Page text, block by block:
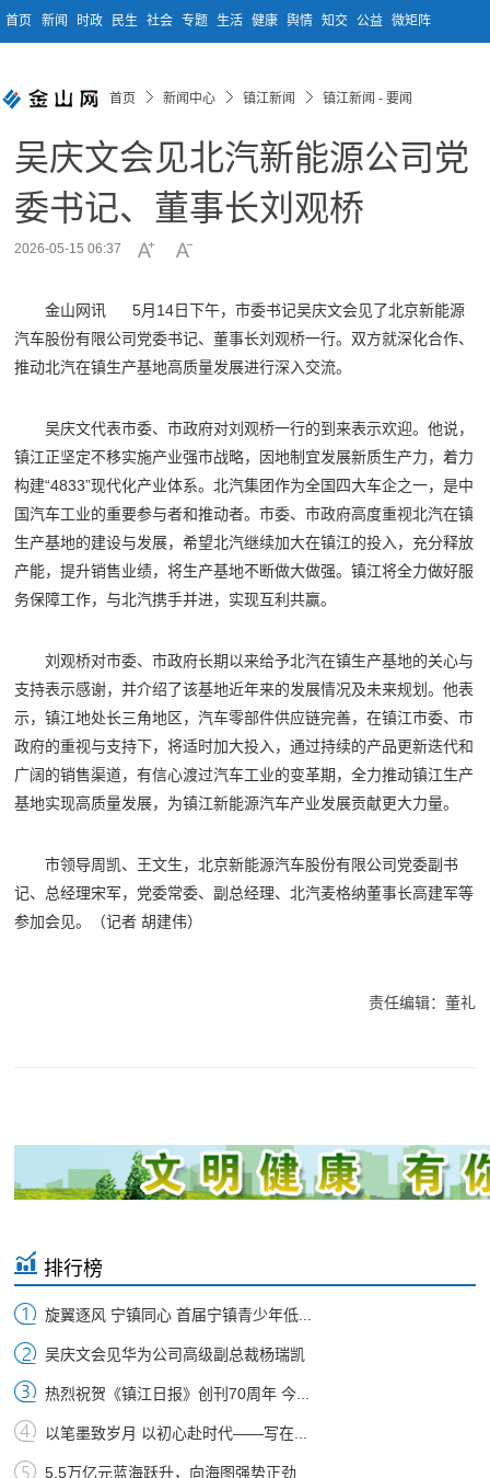
首页 新闻 时政 民生 社会 专题 生活 健康 舆情 知交 公益 微矩阵
首页 新闻中心 镇江新闻 镇江新闻 - 要闻
吴庆文会见北汽新能源公司党
委书记、董事长刘观桥
2026-05-15 06:37
金山网讯 5月14日下午，市委书记吴庆文会见了北京新能源
汽车股份有限公司党委书记、董事长刘观桥一行。双方就深化合作、
推动北汽在镇生产基地高质量发展进行深入交流。
吴庆文代表市委、市政府对刘观桥一行的到来表示欢迎。他说，
镇江正坚定不移实施产业强市战略，因地制宜发展新质生产力，着力
构建“4833”现代化产业体系。北汽集团作为全国四大车企之一，是中
国汽车工业的重要参与者和推动者。市委、市政府高度重视北汽在镇
生产基地的建设与发展，希望北汽继续加大在镇江的投入，充分释放
产能，提升销售业绩，将生产基地不断做大做强。镇江将全力做好服
务保障工作，与北汽携手并进，实现互利共赢。
刘观桥对市委、市政府长期以来给予北汽在镇生产基地的关心与
支持表示感谢，并介绍了该基地近年来的发展情况及未来规划。他表
示，镇江地处长三角地区，汽车零部件供应链完善，在镇江市委、市
政府的重视与支持下，将适时加大投入，通过持续的产品更新迭代和
广阔的销售渠道，有信心渡过汽车工业的变革期，全力推动镇江生产
基地实现高质量发展，为镇江新能源汽车产业发展贡献更大力量。
市领导周凯、王文生，北京新能源汽车股份有限公司党委副书
记、总经理宋军，党委常委、副总经理、北汽麦格纳董事长高建军等
参加会见。
（记者 胡建伟）
责任编辑：董礼
排行榜
旋翼逐风 宁镇同心 首届宁镇青少年低...
吴庆文会见华为公司高级副总裁杨瑞凯
热烈祝贺《镇江日报》创刊70周年 今...
以笔墨致岁月 以初心赴时代——写在...
5.5万亿元蓝海跃升，向海图强势正劲